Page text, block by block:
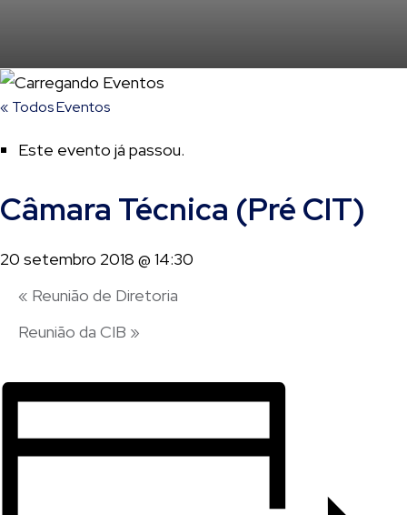
« Todos Eventos
Este evento já passou.
Câmara Técnica (Pré CIT)
20 setembro 2018 @ 14:30
« Reunião de Diretoria
Reunião da CIB »